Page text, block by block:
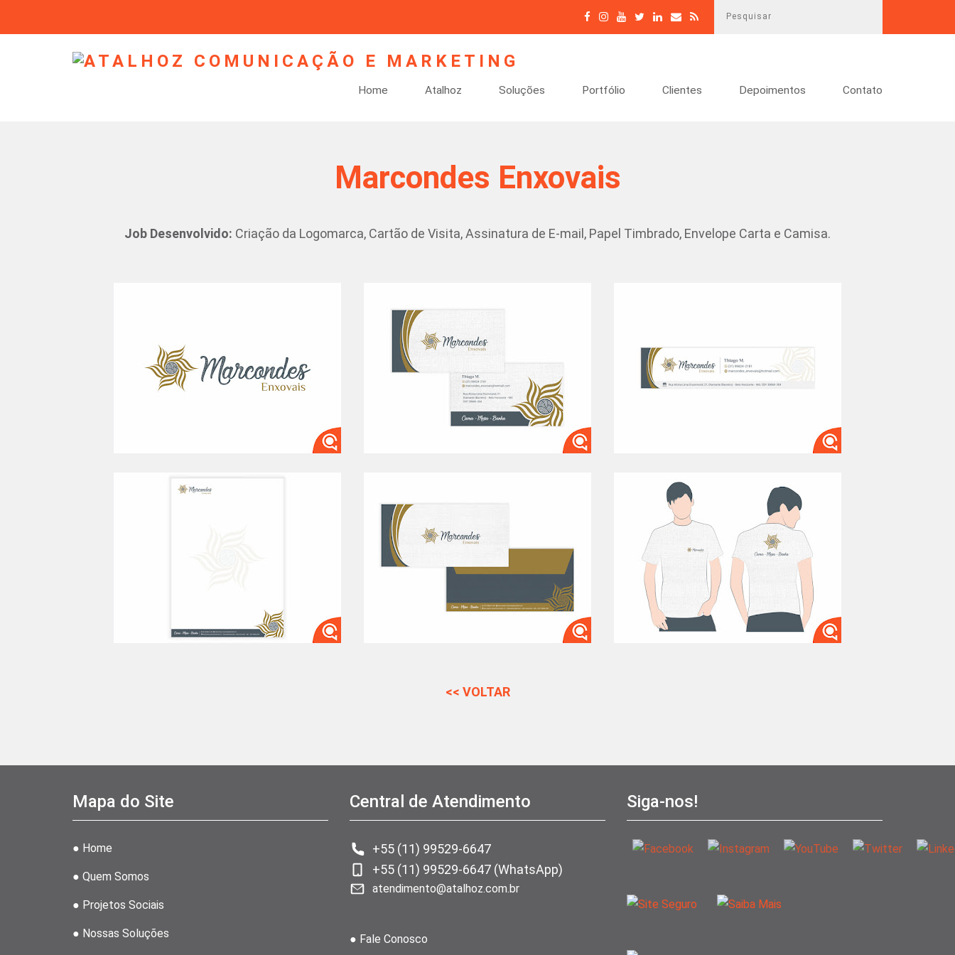
Home Atalhoz Soluções Portfólio Clientes Depoimentos Contato
Marcondes Enxovais
Job Desenvolvido: Criação da Logomarca, Cartão de Visita, Assinatura de E-mail, Papel Timbrado, Envelope Carta e Camisa.
<< VOLTAR
Mapa do Site
● Home
● Quem Somos
● Projetos Sociais
● Nossas Soluções
Central de Atendimento
+55 (11) 99529-6647
+55 (11) 99529-6647 (WhatsApp)
atendimento@atalhoz.com.br
● Fale Conosco
Siga-nos!